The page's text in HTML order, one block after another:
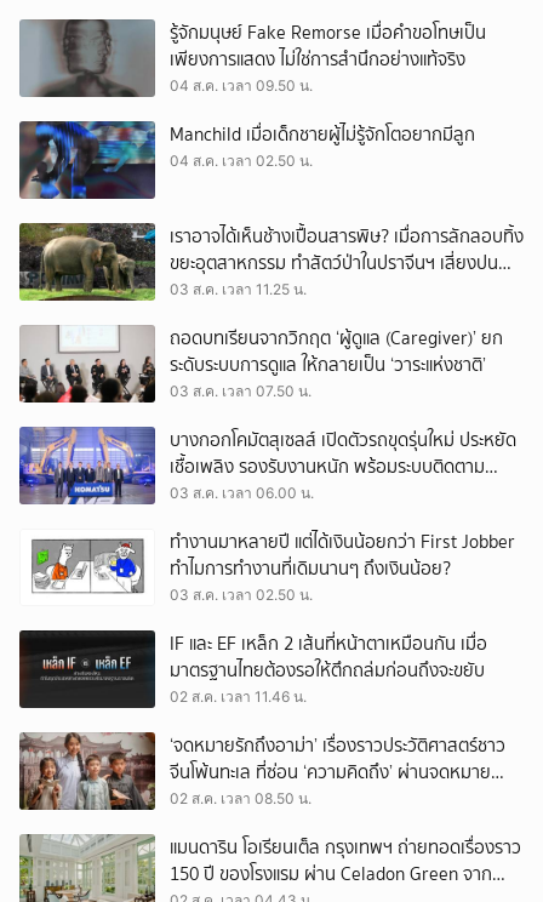
รู้จักมนุษย์ Fake Remorse เมื่อคำขอโทษเป็น
เพียงการแสดง ไม่ใช่การสำนึกอย่างแท้จริง
04 ส.ค. เวลา 09.50 น.
Manchild เมื่อเด็กชายผู้ไม่รู้จักโตอยากมีลูก
04 ส.ค. เวลา 02.50 น.
เราอาจได้เห็นช้างเปื้อนสารพิษ? เมื่อการลักลอบทิ้ง
ขยะอุตสาหกรรม ทำสัตว์ป่าในปราจีนฯ เสี่ยงปน
เปื้อน
03 ส.ค. เวลา 11.25 น.
ถอดบทเรียนจากวิกฤต ‘ผู้ดูแล (Caregiver)’ ยก
ระดับระบบการดูแล ให้กลายเป็น ‘วาระแห่งชาติ’
03 ส.ค. เวลา 07.50 น.
บางกอกโคมัตสุเซลส์ เปิดตัวรถขุดรุ่นใหม่ ประหยัด
เชื้อเพลิง รองรับงานหนัก พร้อมระบบติดตาม
เครื่องจักรผ่านดาวเทียม
03 ส.ค. เวลา 06.00 น.
ทำงานมาหลายปี แต่ได้เงินน้อยกว่า First Jobber
ทำไมการทำงานที่เดิมนานๆ ถึงเงินน้อย?
03 ส.ค. เวลา 02.50 น.
IF และ EF เหล็ก 2 เส้นที่หน้าตาเหมือนกัน เมื่อ
มาตรฐานไทยต้องรอให้ตึกถล่มก่อนถึงจะขยับ
02 ส.ค. เวลา 11.46 น.
‘จดหมายรักถึงอาม่า’ เรื่องราวประวัติศาสตร์ชาว
จีนโพ้นทะเล ที่ซ่อน ‘ความคิดถึง’ ผ่านจดหมาย
‘โพยก๊วน’
02 ส.ค. เวลา 08.50 น.
แมนดาริน โอเรียนเต็ล กรุงเทพฯ ถ่ายทอดเรื่องราว
150 ปี ของโรงแรม ผ่าน Celadon Green จาก